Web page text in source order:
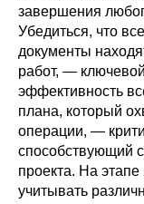
завершения
Убедиться, что
документы
работ, —
эффективность
плана, который
операции, —
способствующий
проекта. На
учитывать